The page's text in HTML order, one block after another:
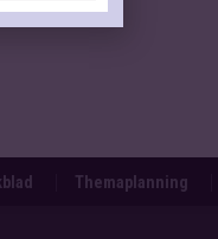
Themaplanning